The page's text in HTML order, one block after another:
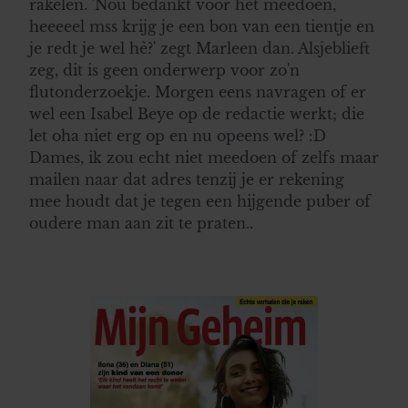
rakelen. 'Nou bedankt voor het meedoen,
heeeeel mss krijg je een bon van een tientje en
je redt je wel hè?' zegt Marleen dan. Alsjeblieft
zeg, dit is geen onderwerp voor zo'n
flutonderzoekje. Morgen eens navragen of er
wel een Isabel Beye op de redactie werkt; die
let oha niet erg op en nu opeens wel? :D
Dames, ik zou echt niet meedoen of zelfs maar
mailen naar dat adres tenzij je er rekening
mee houdt dat je tegen een hijgende puber of
oudere man aan zit te praten..